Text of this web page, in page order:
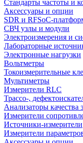
Стандарты частоты и
Аксессуары и опции
SDR и
СВЧ узлы и модули
Электроизмерения и
Лабораторные
Электронные нагрузки
Вольтметры
Токоизмерительные
Мультиметры
Измерители RLC
Трассо-,
Анализаторы качества
Измерители
Источники-измерители
Измерители